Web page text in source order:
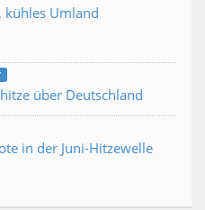
kühles Umland
über Deutschland
in der Juni-Hitzewelle